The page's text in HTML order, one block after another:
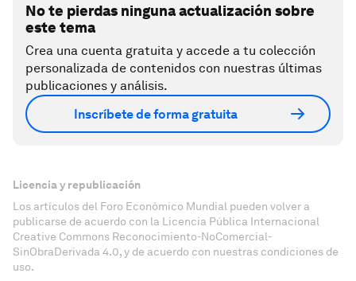
No te pierdas ninguna actualización sobre
este tema
Crea una cuenta gratuita y accede a tu colección
personalizada de contenidos con nuestras últimas
publicaciones y análisis.
Inscríbete de forma gratuita
Licencia y republicación
Los artículos del Foro Económico Mundial pueden volver a
publicarse de acuerdo con la Licencia Pública Internacional
Creative Commons Reconocimiento-NoComercial-
SinObraDerivada 4.0, y de acuerdo con nuestras condiciones de
uso.